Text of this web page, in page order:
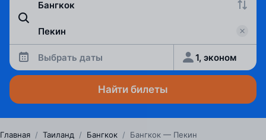
Выбрать даты 1, эконом
Найти билеты
Главная / Таиланд / Бангкок / Бангкок — Пекин